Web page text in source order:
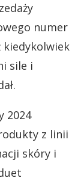
numer
kiedykolwiek
sile i
2024
z linii
skóry i